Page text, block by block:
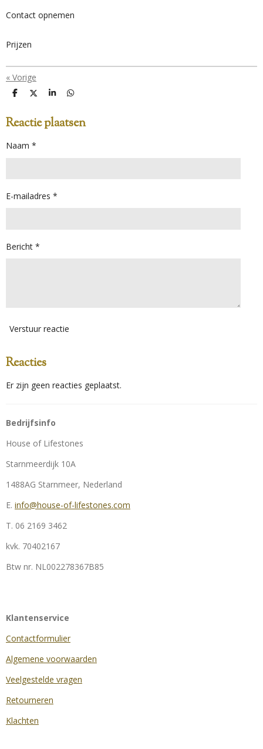
Contact opnemen
Prijzen
« Vorige
D
e
n
D
l
S
r
e
D
e
n
Reactie plaatsen
Naam *
E-mailadres *
Bericht *
Verstuur reactie
Reacties
Er zijn geen reacties geplaatst.
Bedrijfsinfo
House of Lifestones
Starnmeerdijk 10A
1488AG Starnmeer, Nederland
E. info@house-of-lifestones.com
T. 06 2169 3462
kvk. 70402167
Btw nr. NL002278367B85
Klantenservice
Contactformulier
Algemene voorwaarden
Veelgestelde vragen
Retourneren
Klachten